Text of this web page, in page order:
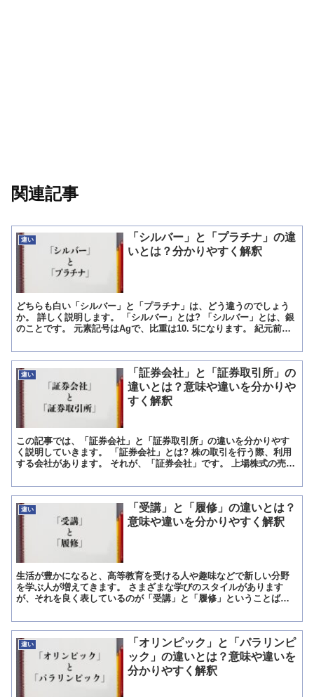
関連記事
違い
「シルバー」と「プラチナ」の違
いとは？分かりやすく解釈
どちらも白い「シルバー」と「プラチナ」は、どう違うのでしょう
か。 詳しく説明します。 「シルバー」とは? 「シルバー」とは、銀
のことです。 元素記号はAgで、比重は10. 5になります。 紀元前
違い
「証券会社」と「証券取引所」の
違いとは？意味や違いを分かりや
すく解釈
この記事では、「証券会社」と「証券取引所」の違いを分かりやす
く説明していきます。 「証券会社」とは? 株の取引を行う際、利用
する会社があります。 それが、「証券会社」です。 上場株式の売買
違い
「受講」と「履修」の違いとは？
意味や違いを分かりやすく解釈
生活が豊かになると、高等教育を受ける人や趣味などで新しい分野
を学ぶ人が増えてきます。 さまざまな学びのスタイルがあります
が、それを良く表しているのが「受講」と「履修」ということばで
違い
「オリンピック」と「パラリンピ
ック」の違いとは？意味や違いを
分かりやすく解釈